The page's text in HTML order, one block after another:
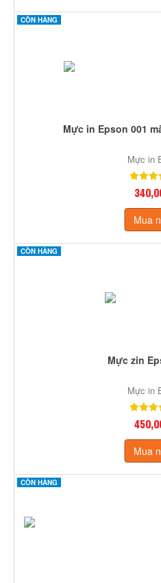
CÒN HÀNG
Mực in Epson 001
Mực in
Mua
CÒN HÀNG
Mực zin
Mực in
Mua
CÒN HÀNG